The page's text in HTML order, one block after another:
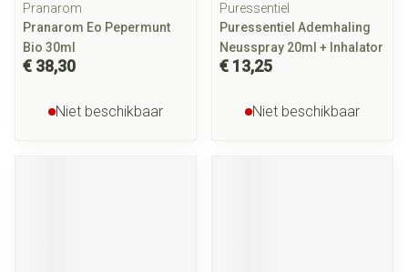
Pranarom
Pranarom Eo Pepermunt
Bio 30ml
€ 38,30
Niet beschikbaar
Puressentiel
Puressentiel Ademhaling
Neusspray 20ml + Inhalator
€ 13,25
Niet beschikbaar